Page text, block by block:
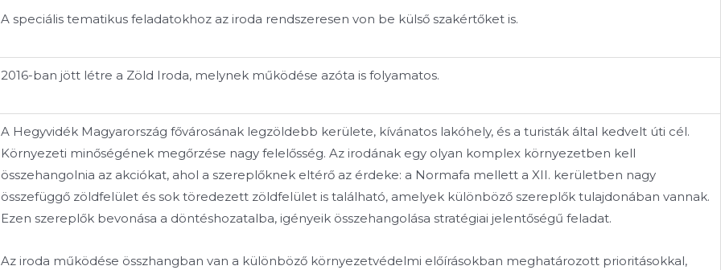
A speciális tematikus feladatokhoz az iroda rendszeresen von be külső szakértőket is.
2016-ban jött létre a Zöld Iroda, melynek működése azóta is folyamatos.
A Hegyvidék Magyarország fővárosának legzöldebb kerülete, kívánatos lakóhely, és a turisták által kedvelt úti cél.
Környezeti minőségének megőrzése nagy felelősség. Az irodának egy olyan komplex környezetben kell
összehangolnia az akciókat, ahol a szereplőknek eltérő az érdeke: a Normafa mellett a XII. kerületben nagy
összefüggő zöldfelület és sok töredezett zöldfelület is található, amelyek különböző szereplők tulajdonában vannak.
Ezen szereplők bevonása a döntéshozatalba, igényeik összehangolása stratégiai jelentőségű feladat.
Az iroda működése összhangban van a különböző környezetvédelmi előírásokban meghatározott prioritásokkal,